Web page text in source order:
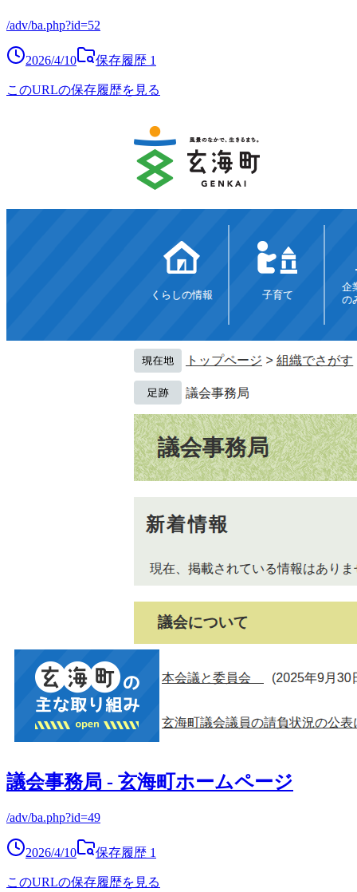
/adv/ba.php?id=52
2026/4/10 保存履歴 1
このURLの保存履歴を見る
議会事務局 - 玄海町ホームページ
/adv/ba.php?id=49
2026/4/10 保存履歴 1
このURLの保存履歴を見る